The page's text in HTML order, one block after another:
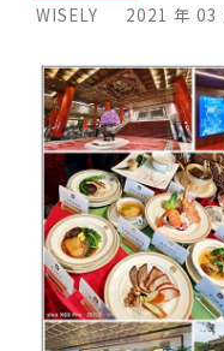
WISELY 2021 年 03